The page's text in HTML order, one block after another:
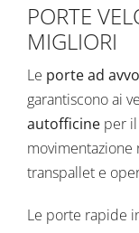
PORTE
MIGLIORI
Le porte ad
garantiscono ai
autofficine per
transpallet e
Le porte rapide